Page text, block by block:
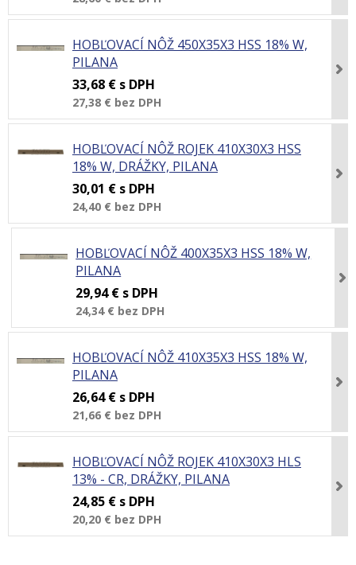
HOBĽOVACÍ NÔŽ 450X35X3 HSS 18% W,
PILANA
33,68 € s DPH
27,38 € bez DPH
HOBĽOVACÍ NÔŽ ROJEK 410X30X3 HSS
18% W, DRÁŽKY, PILANA
30,01 € s DPH
24,40 € bez DPH
HOBĽOVACÍ NÔŽ 400X35X3 HSS 18% W,
PILANA
29,94 € s DPH
24,34 € bez DPH
HOBĽOVACÍ NÔŽ 410X35X3 HSS 18% W,
PILANA
26,64 € s DPH
21,66 € bez DPH
HOBĽOVACÍ NÔŽ ROJEK 410X30X3 HLS
13% - CR, DRÁŽKY, PILANA
24,85 € s DPH
20,20 € bez DPH